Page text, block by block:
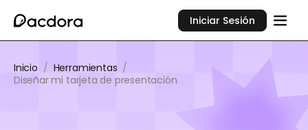
Iniciar Sesión
Inicio / Herramientas /
Diseñar mi tarjeta de presentación